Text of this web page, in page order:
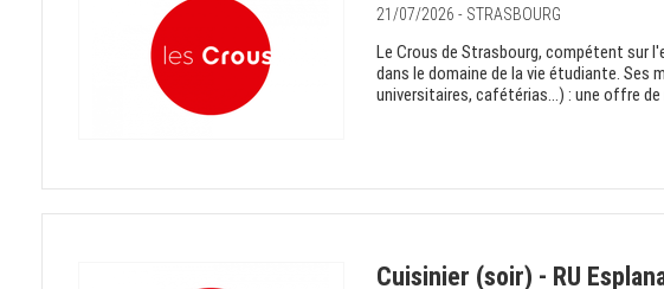
21/07/2026 - STRASBOURG
Le Crous de Strasbourg, compétent sur
dans le domaine de la vie étudiante.
universitaires, cafétérias…) : une offre de
Cuisinier (soir) - RU